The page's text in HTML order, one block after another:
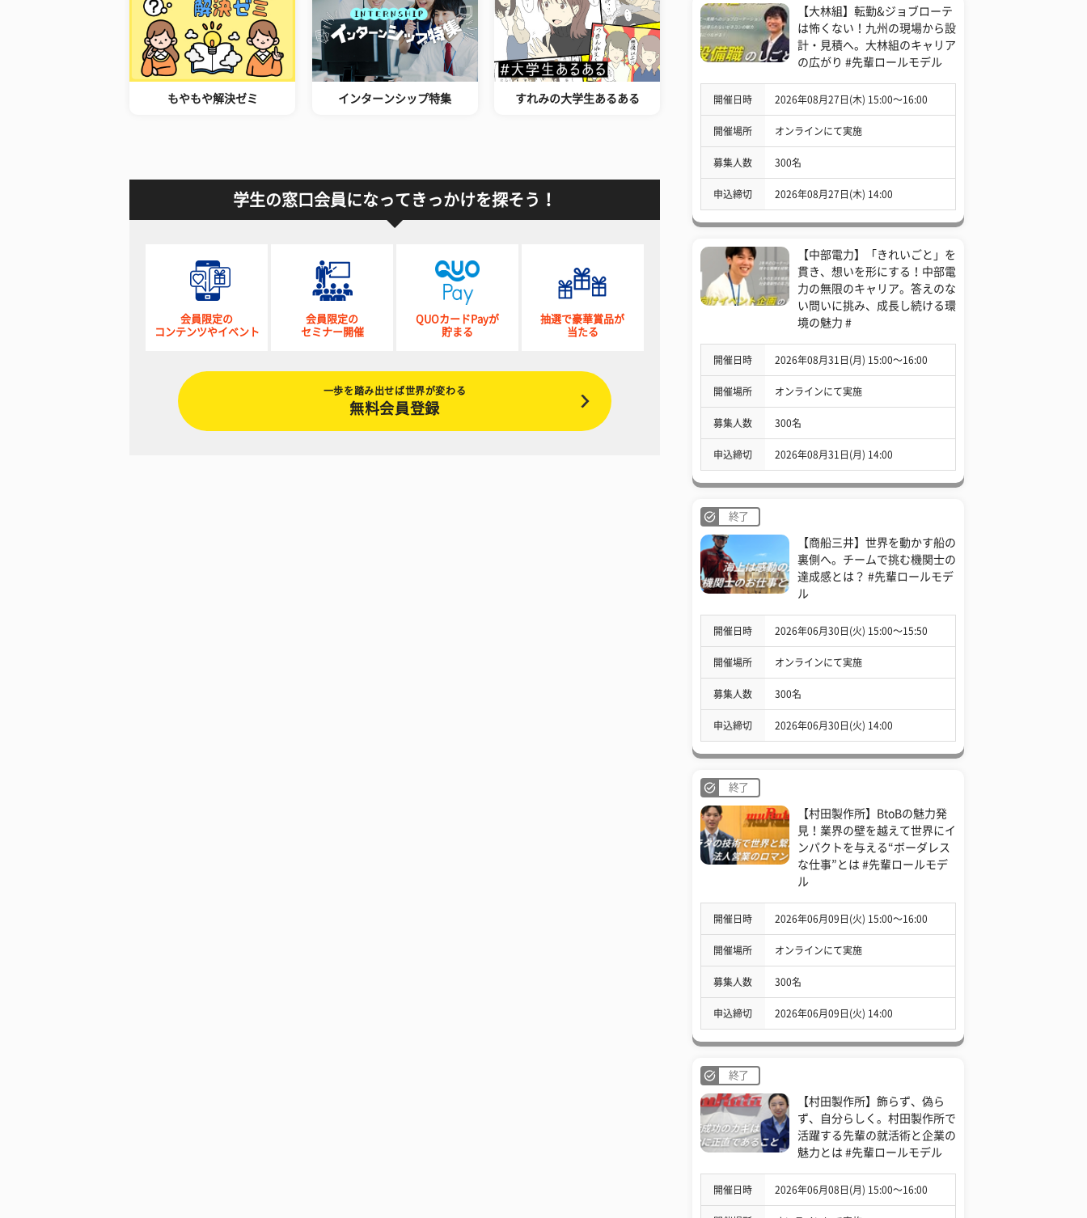
もやもや解決ゼミ インターンシップ特集 すれみの大学生あるある
学生の窓口会員になってきっかけを探そう！
会員限定の
コンテンツやイベント
会員限定の
セミナー開催
QUOカードPayが
貯まる
抽選で豪華賞品が
当たる
一歩を踏み出せば世界が変わる
無料会員登録
【大林組】転勤&ジョブローテ
は怖くない！九州の現場から設
計・見積へ。大林組のキャリア
の広がり #先輩ロールモデル
開催日時 2026年08月27日(木) 15:00〜16:00
開催場所 オンラインにて実施
募集人数 300名
申込締切 2026年08月27日(木) 14:00
【中部電力】「きれいごと」を
貫き、想いを形にする！中部電
力の無限のキャリア。答えのな
い問いに挑み、成長し続ける環
境の魅力 #
開催日時 2026年08月31日(月) 15:00〜16:00
開催場所 オンラインにて実施
募集人数 300名
申込締切 2026年08月31日(月) 14:00
終了
【商船三井】世界を動かす船の
裏側へ。チームで挑む機関士の
達成感とは？ #先輩ロールモデ
ル
開催日時 2026年06月30日(火) 15:00〜15:50
開催場所 オンラインにて実施
募集人数 300名
申込締切 2026年06月30日(火) 14:00
終了
【村田製作所】BtoBの魅力発
見！業界の壁を越えて世界にイ
ンパクトを与える“ボーダレス
な仕事”とは #先輩ロールモデ
ル
開催日時 2026年06月09日(火) 15:00〜16:00
開催場所 オンラインにて実施
募集人数 300名
申込締切 2026年06月09日(火) 14:00
終了
【村田製作所】飾らず、偽ら
ず、自分らしく。村田製作所で
活躍する先輩の就活術と企業の
魅力とは #先輩ロールモデル
開催日時 2026年06月08日(月) 15:00〜16:00